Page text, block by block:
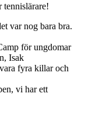
tennislärare!
var nog bara bra.
för ungdomar
Isak
fyra killar och
vi har ett